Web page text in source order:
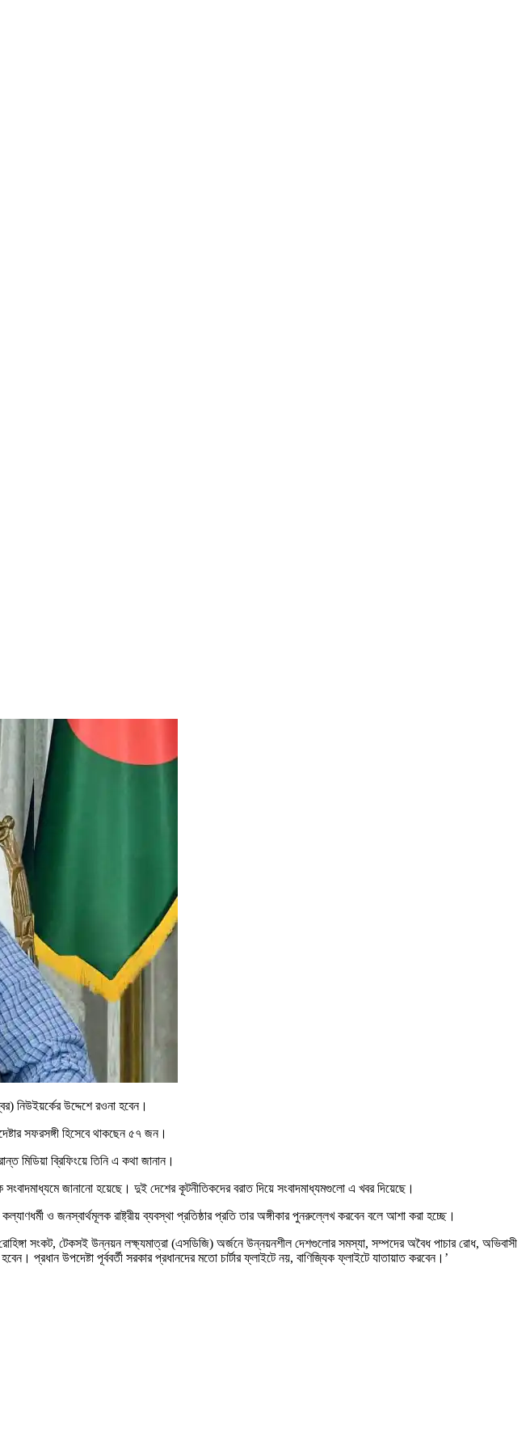
উদ্দেশে রওনা হবেন।
সফরসঙ্গী হিসেবে থাকছেন ৫৭ জন।
মিডিয়া ব্রিফিংয়ে তিনি এ কথা জানান।
জানানো হয়েছে। দুই দেশের কূটনীতিকদের বরাত দিয়ে সংবাদমাধ্যমগুলো এ খবর দিয়েছে।
ও জনস্বার্থমূলক রাষ্ট্রীয় ব্যবস্থা প্রতিষ্ঠার প্রতি তার অঙ্গীকার পুনরুল্লেখ করবেন বলে আশা করা হচ্ছে।
সংকট, টেকসই উন্নয়ন লক্ষ্যমাত্রা (এসডিজি) অর্জনে উন্নয়নশীল দেশগুলোর সমস্যা, সম্পদের অবৈধ পাচার রোধ, অভিবাসী
প্রধান উপদেষ্টা পূর্ববর্তী সরকার প্রধানদের মতো চার্টার ফ্লাইটে নয়, বাণিজ্যিক ফ্লাইটে যাতায়াত করবেন।’